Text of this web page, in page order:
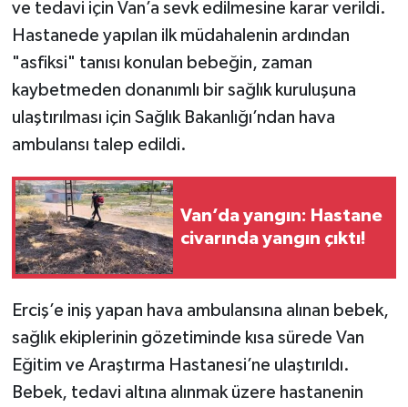
ve tedavi için Van’a sevk edilmesine karar verildi.
Hastanede yapılan ilk müdahalenin ardından
"asfiksi" tanısı konulan bebeğin, zaman
kaybetmeden donanımlı bir sağlık kuruluşuna
ulaştırılması için Sağlık Bakanlığı’ndan hava
ambulansı talep edildi.
Van’da yangın: Hastane
civarında yangın çıktı!
Erciş’e iniş yapan hava ambulansına alınan bebek,
sağlık ekiplerinin gözetiminde kısa sürede Van
Eğitim ve Araştırma Hastanesi’ne ulaştırıldı.
Bebek, tedavi altına alınmak üzere hastanenin